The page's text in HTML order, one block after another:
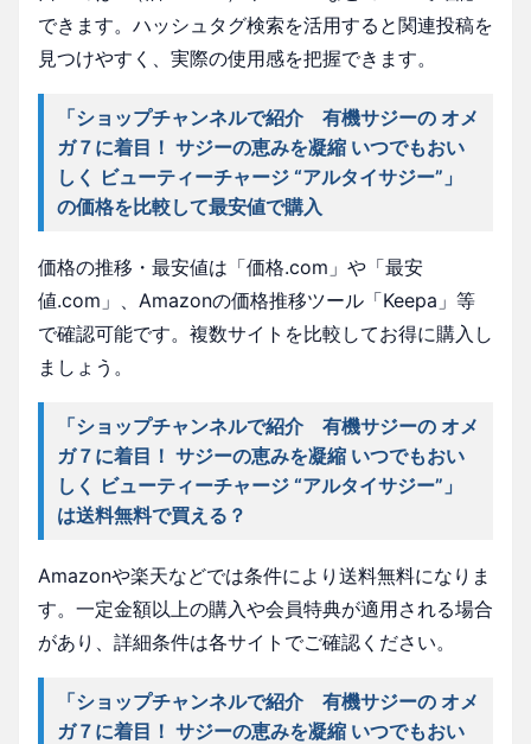
できます。ハッシュタグ検索を活用すると関連投稿を
見つけやすく、実際の使用感を把握できます。
「ショップチャンネルで紹介 有機サジーの オメ
ガ７に着目！ サジーの恵みを凝縮 いつでもおい
しく ビューティーチャージ “アルタイサジー”」
の価格を比較して最安値で購入
価格の推移・最安値は「価格.com」や「最安
値.com」、Amazonの価格推移ツール「Keepa」等
で確認可能です。複数サイトを比較してお得に購入し
ましょう。
「ショップチャンネルで紹介 有機サジーの オメ
ガ７に着目！ サジーの恵みを凝縮 いつでもおい
しく ビューティーチャージ “アルタイサジー”」
は送料無料で買える？
Amazonや楽天などでは条件により送料無料になりま
す。一定金額以上の購入や会員特典が適用される場合
があり、詳細条件は各サイトでご確認ください。
「ショップチャンネルで紹介 有機サジーの オメ
ガ７に着目！ サジーの恵みを凝縮 いつでもおい